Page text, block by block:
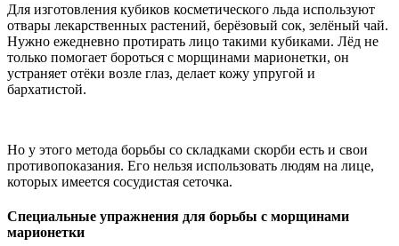
Для изготовления кубиков косметического льда используют
отвары лекарственных растений, берёзовый сок, зелёный чай.
Нужно ежедневно протирать лицо такими кубиками. Лёд не
только помогает бороться с морщинами марионетки, он
устраняет отёки возле глаз, делает кожу упругой и
бархатистой.
Но у этого метода борьбы со складками скорби есть и свои
противопоказания. Его нельзя использовать людям на лице,
которых имеется сосудистая сеточка.
Специальные упражнения для борьбы с морщинами
марионетки